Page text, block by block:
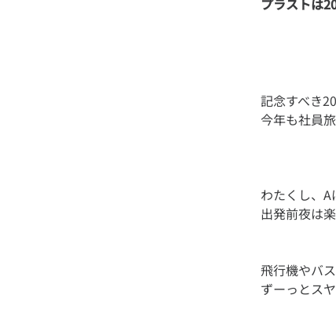
プラストは
記念すべき
わたくし、A
飛行機やバ